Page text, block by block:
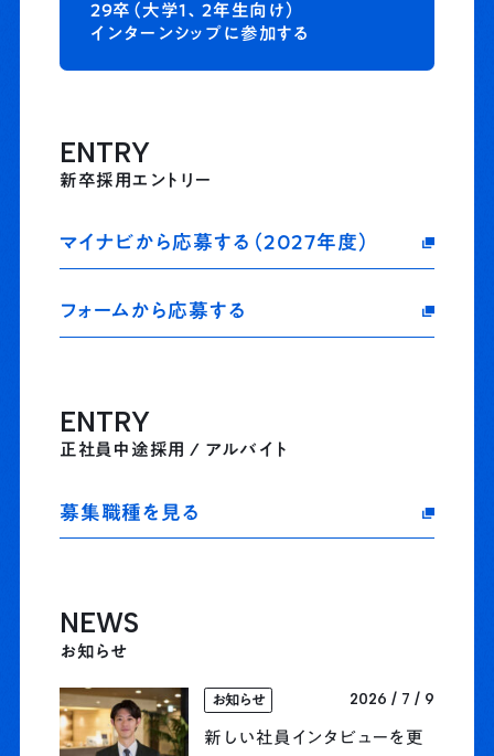
29卒（大学1、2年生向け）
インターンシップに参加する
ENTRY
新卒採用エントリー
マイナビから応募する（2027年度）
フォームから応募する
ENTRY
正社員中途採用 / アルバイト
募集職種を見る
NEWS
お知らせ
お知らせ 2026 / 7 / 9
新しい社員インタビューを更